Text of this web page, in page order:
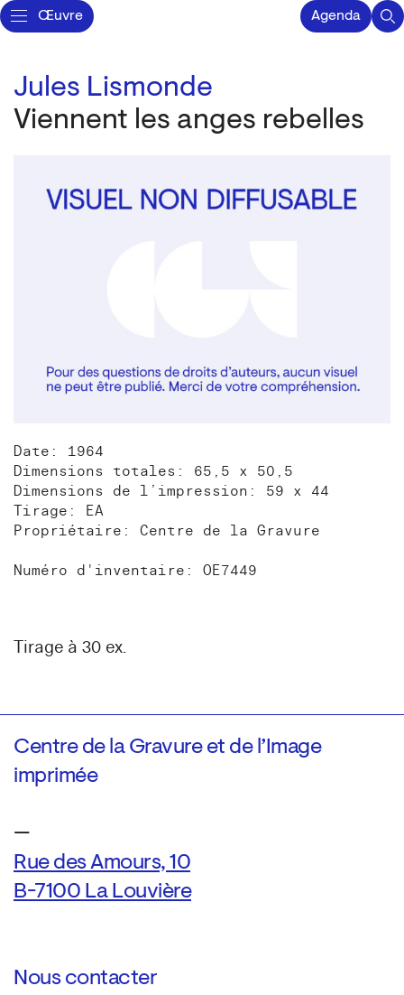
Œuvre Agenda
Jules Lismonde
Viennent les anges rebelles
Date: 1964
Dimensions totales: 65,5 x 50,5
Dimensions de l’impression: 59 x 44
Tirage: EA
Propriétaire: Centre de la Gravure
Numéro d'inventaire: OE7449
Tirage à 30 ex.
Centre de la Gravure et de l’Image
imprimée
—
Rue des Amours, 10
B-7100 La Louvière
Nous contacter